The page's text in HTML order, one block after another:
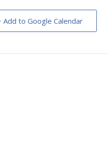
Add to Google Calendar